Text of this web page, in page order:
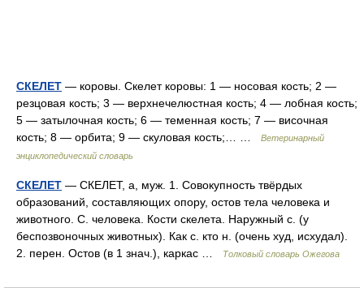
СКЕЛЕТ — коровы. Скелет коровы: 1 — носовая кость; 2 —
резцовая кость; 3 — верхнечелюстная кость; 4 — лобная кость;
5 — затылочная кость; 6 — теменная кость; 7 — височная
кость; 8 — орбита; 9 — скуловая кость;… …
Ветеринарный
энциклопедический словарь
СКЕЛЕТ — СКЕЛЕТ, а, муж. 1. Совокупность твёрдых
образований, составляющих опору, остов тела человека и
животного. С. человека. Кости скелета. Наружный с. (у
беспозвоночных животных). Как с. кто н. (очень худ, исхудал).
2. перен. Остов (в 1 знач.), каркас …
Толковый словарь Ожегова